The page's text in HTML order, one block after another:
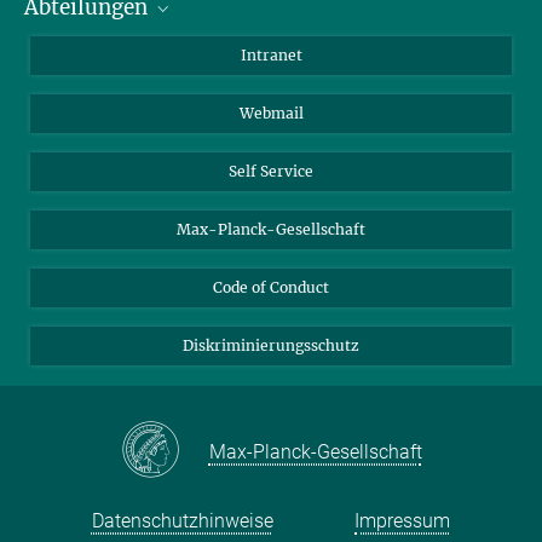
Mitarbeiterverzeichnis
Abteilungen
Biomolekulare Systeme
Kolloidchemie
Nachhaltige und Bio-inspirierte Materialien
Intranet
Webmail
Self Service
Max-Planck-Gesellschaft
Code of Conduct
Diskriminierungsschutz
Max-Planck-Gesellschaft
Datenschutzhinweise Impressum